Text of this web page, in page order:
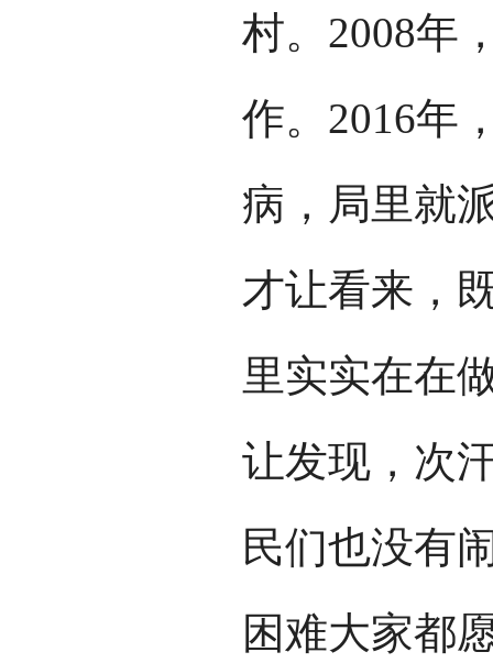
村。2008年
作。2016年
病，局里就
才让看来，
里实实在在
让发现，次
民们也没有
困难大家都